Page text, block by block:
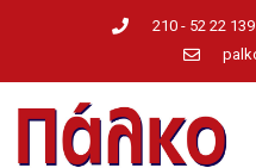
210 - 52 22 139